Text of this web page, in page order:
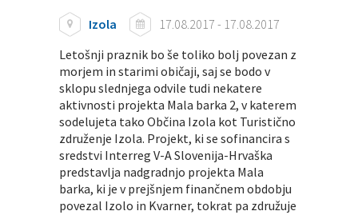
Izola
17.08.2017 - 17.08.2017
Letošnji praznik bo še toliko bolj povezan z
morjem in starimi običaji, saj se bodo v
sklopu slednjega odvile tudi nekatere
aktivnosti projekta Mala barka 2, v katerem
sodelujeta tako Občina Izola kot Turistično
združenje Izola. Projekt, ki se sofinancira s
sredstvi Interreg V-A Slovenija-Hrvaška
predstavlja nadgradnjo projekta Mala
barka, ki je v prejšnjem finančnem obdobju
povezal Izolo in Kvarner, tokrat pa združuje